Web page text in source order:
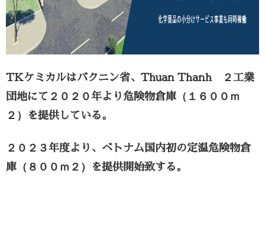
TKケミカルはバクニン省、Thuan Thanh ２工業
団地にて２０２０年より危険物倉庫（１６００ｍ
２）を提供している。
２０２３年度より、 ベトナム国内初の定温危険物倉
庫（８００ｍ２）を提供開始致する。